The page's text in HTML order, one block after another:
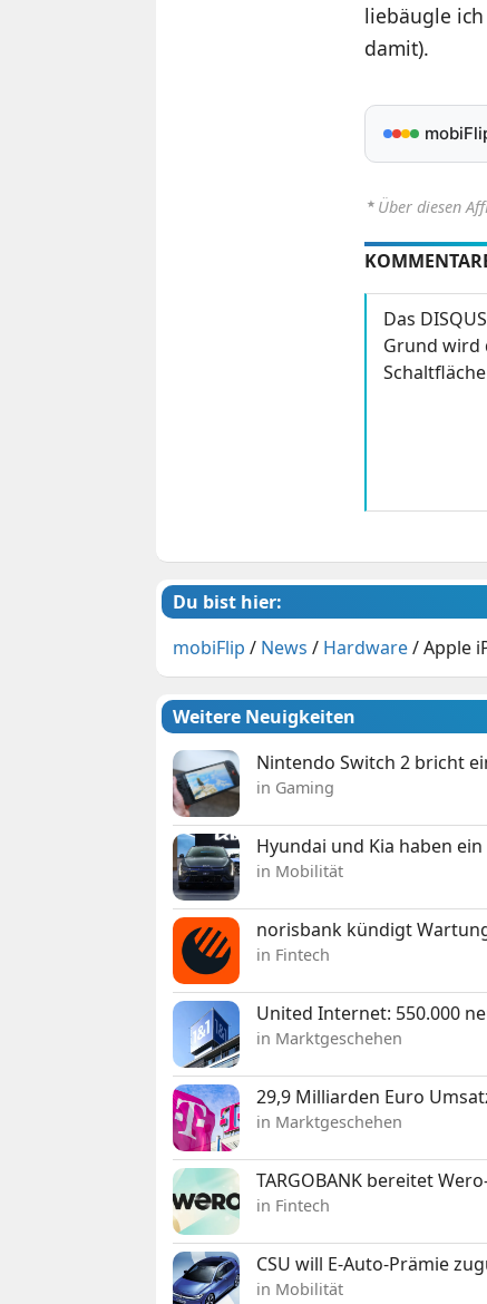
liebäugle
damit).
⋆ Über diesen
Das
Grund wird
Du bist hier:
mobiFlip / News / Hardware/Apple
Weitere Neuigkeiten
Nintendo Switch 2 bricht
in Gaming
Hyundai und Kia haben
in Mobilität
norisbank kündigt
in Fintech
United Internet: 550.000
in Marktgeschehen
29,9 Milliarden Euro
in Marktgeschehen
TARGOBANK bereitet
in Fintech
CSU will E-Auto-Prämie
in Mobilität